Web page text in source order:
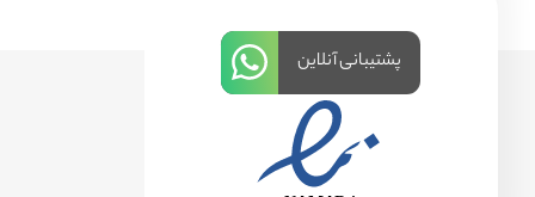
پشتیبانی آنلاین